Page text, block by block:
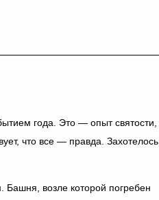
года. Это — опыт святости,
что все — правда. Захотелось
возле которой погребен